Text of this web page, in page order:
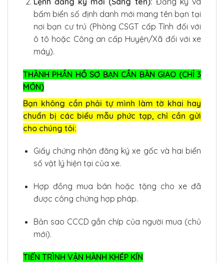
bấm biển số định danh mới mang tên bạn tại
nơi bạn cư trú (Phòng CSGT cấp Tỉnh đối với
ô tô hoặc Công an cấp Huyện/Xã đối với xe
máy).
THÀNH PHẦN HỒ SƠ BẠN CẦN BÀN GIAO (CHỈ 3
MÓN)
Bạn không cần phải tự mình làm tờ khai hay
chuẩn bị các biểu mẫu phức tạp, chỉ cần gửi
cho chúng tôi:
Giấy chứng nhận đăng ký xe gốc và hai biển
số vật lý hiện tại của xe.
Hợp đồng mua bán hoặc tặng cho xe đã
được công chứng hợp pháp.
Bản sao CCCD gắn chíp của người mua (chủ
mới).
TIẾN TRÌNH VẬN HÀNH KHÉP KÍN